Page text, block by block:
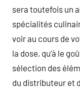
sera toutefois un
spécialités
voir au cours de
la dose, qu’à le
sélection des
du distributeur et